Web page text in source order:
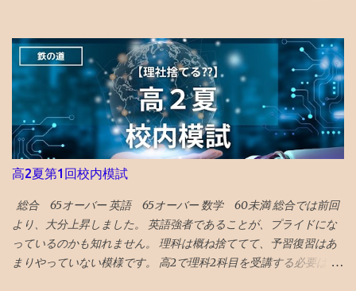
なので全文読めます→ 2025年に行くべき52カ所の英語記事全文 〇
2024年 3位 山口 また、NYタイムズHP画像に明示されている数
字（下に引用している山口の場合は...
気もしたが、 最後までエンタメ要素満載で楽しめる ★★★★ザ・
フラッシュ タイムトラベル系アクションの話。 直せるところと直
せない運命が哀しい ★ボーイキルズワールド ポイントが余ってい
たので４００P使ってしまったが、駄作 星４つにつられてみてしま
ったが、失敗した。 ★★★★ミーンガールズ 条件が整えば、誰も
が、意地悪になる可能性はある あからさまな敵を作りすぎるのも
よくない ★★★★シャドウズエッジ 筋書きも結構展開があっっ
て、 単なるジャッキーチェーンのカンフー映画よりも深い
★★★★アンチャーテッド なんか昔見たことあるので、２回目だ
とワクワク感が薄れてる ★★★スチュアート・宇宙救出失敗の法
則 ビックバンセオリーのスピンオフコメディ ビックバンセオリー
はある程度見ておいた方が楽しめる 「中島淳」 面白い話と、よく
高2夏第1回校内模試
総合 65オーバー 英語 65オーバー 数学 60未満 総合では前回
より、大分上昇しました。 英語強者であることが、プライドにな
っているのかも知れません。 理科は概ね捨ててて、予習復習はあ
まりやっていない模様です。 高2で理科2科目を受講する必要はな